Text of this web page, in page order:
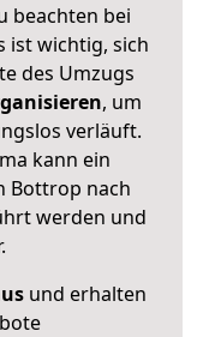
beachten bei
ist wichtig, sich
des Umzugs
, um
verläuft.
kann ein
Bottrop nach
werden und
und erhalten